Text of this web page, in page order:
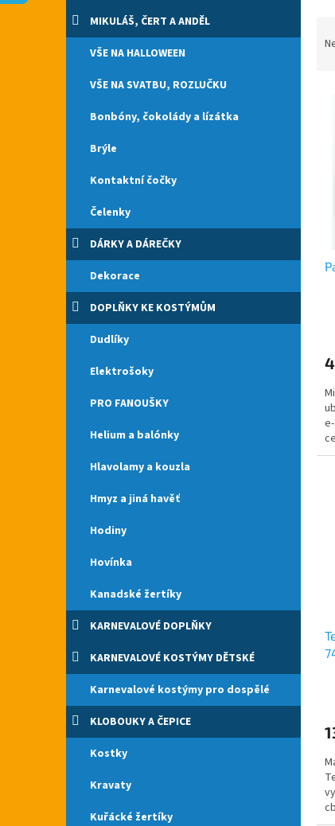
e
l
MIKULÁŠ, ČERT A ANDĚL
VŠE NA HALLOWEEN
VŠE NA SVATBU, ROZLUČKU
Bonbóny, čokolády a lízátka
Brýle
Kontaktní čočky
Čelenky
DÁRKY A DÁREČKY
Dekorace
DOPLŇKY KE KOSTÝMŮM
Dudlíky
Elektrošoky
PRO FANOUŠKY
Helium a balónky
Hlavolamy a kouzla
Hmyz a jiná havěť
Hodiny
Hovínka
Kanadské žertíky
KARNEVALOVÉ DOPLŇKY
KARNEVALOVÉ KOSTÝMY DĚTSKÉ
Karnevalové kostýmy pro dospělé
KLOBOUKY A ČEPICE
Kostky
Kravaty
Kuřácké žertíky
je
z
5
je
z
5